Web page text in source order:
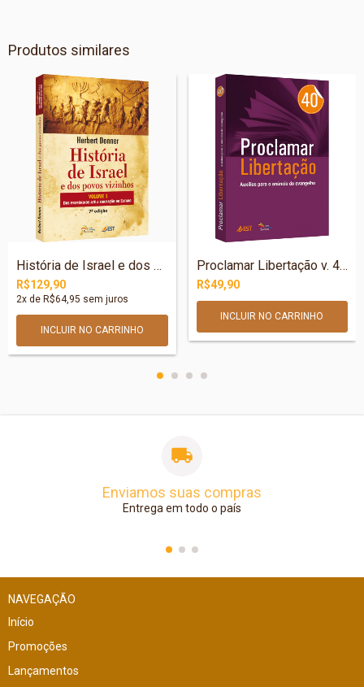
Produtos similares
História de Israel e dos povos vizinhos...
R$129,90
2x de R$64,95 sem juros
Proclamar Libertação v. 40 - Auxílios pa...
R$49,90
Enviamos suas compras
Entrega em todo o país
NAVEGAÇÃO
Início
Promoções
Lançamentos